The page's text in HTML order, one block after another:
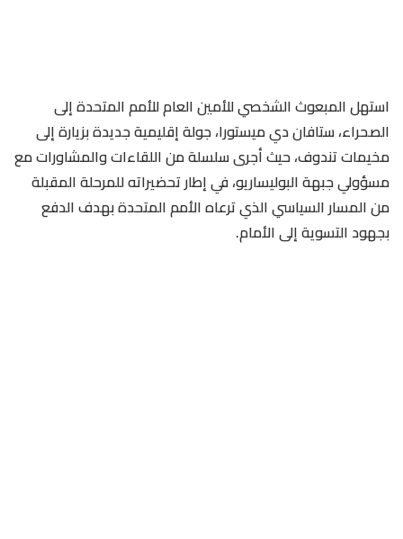
استهل المبعوث الشخصي للأمين العام للأمم المتحدة إلى
الصحراء، ستافان دي ميستورا، جولة إقليمية جديدة بزيارة إلى
مخيمات تندوف، حيث أجرى سلسلة من اللقاءات والمشاورات مع
مسؤولي جبهة البوليساريو، في إطار تحضيراته للمرحلة المقبلة
من المسار السياسي الذي ترعاه الأمم المتحدة بهدف الدفع
بجهود التسوية إلى الأمام.